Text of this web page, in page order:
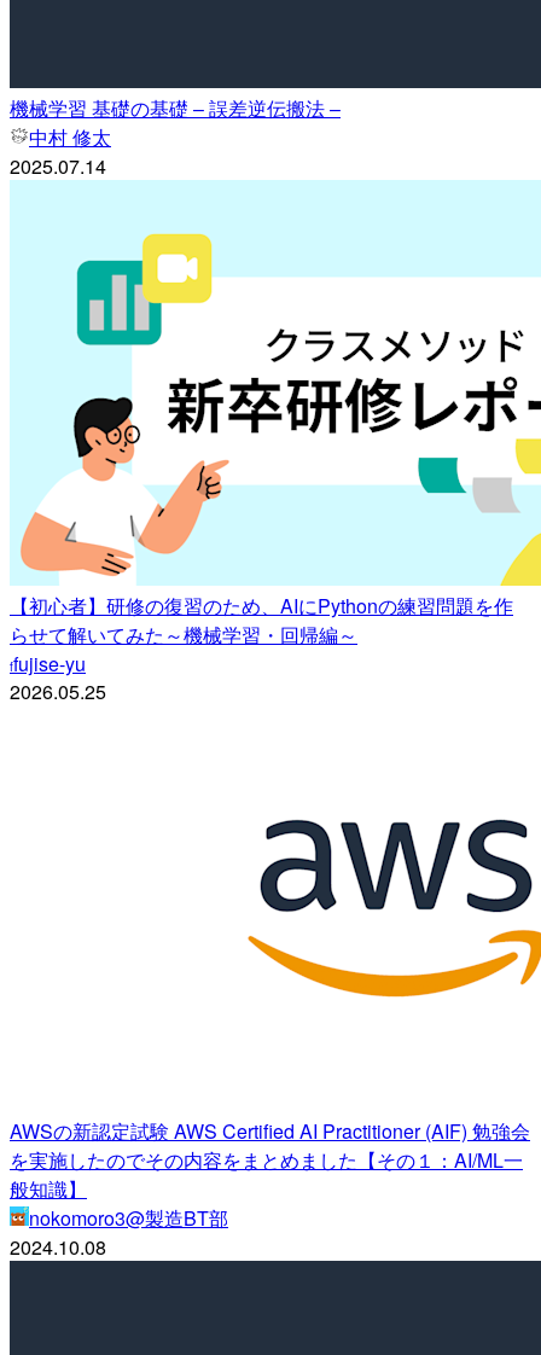
機械学習 基礎の基礎 – 誤差逆伝搬法 –
中村 修太
2025.07.14
【初心者】研修の復習のため、AIにPythonの練習問題を作
らせて解いてみた～機械学習・回帰編～
ffujise-yu
2026.05.25
AWSの新認定試験 AWS Certified AI Practitioner (AIF) 勉強会
を実施したのでその内容をまとめました【その１：AI/ML一
般知識】
nokomoro3@製造BT部
2024.10.08